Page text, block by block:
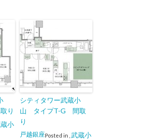
り
小
シティタワー武蔵小
山 タイプT-G 間取
り
Posted in
戸越銀座
武蔵小